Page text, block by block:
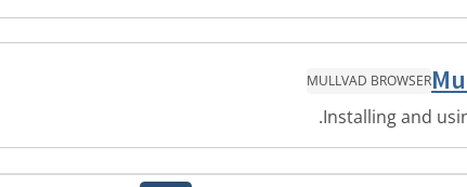
MULLVAD BROWSER
Installing and